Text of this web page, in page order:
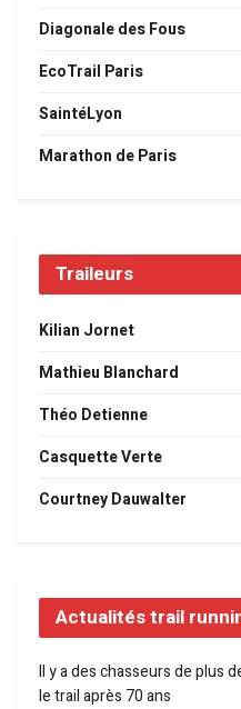
Diagonale des Fous
EcoTrail Paris
SaintéLyon
Marathon de Paris
Traileurs
Kilian Jornet
Mathieu Blanchard
Théo Detienne
Casquette Verte
Courtney Dauwalter
Actualités trail
Il y a des chasseurs de plus
le trail après 70 ans